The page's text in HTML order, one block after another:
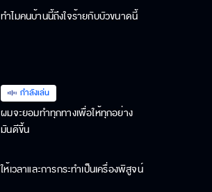
ทำไมคนบ้านนี้ถึงใจร้ายกับบัวขนาดนี้
กำลังเล่น
ผมจะยอมทำทุกทางเพื่อให้ทุกอย่าง
มันดีขึ้น
ให้เวลาและการกระทำเป็นเครื่องพิสูจน์